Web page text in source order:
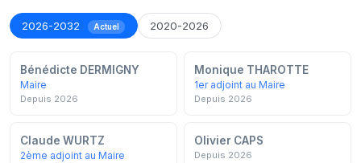
2026-2032 Actuel 2020-2026
Bénédicte DERMIGNY
Maire
Depuis 2026
Monique THAROTTE
1er adjoint au Maire
Depuis 2026
Claude WURTZ
2ème adjoint au Maire
Olivier CAPS
Depuis 2026